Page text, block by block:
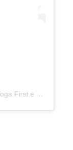
Un post condiviso da Silvia Scopelliti | Yoga First e Meditazione (@silvizz)